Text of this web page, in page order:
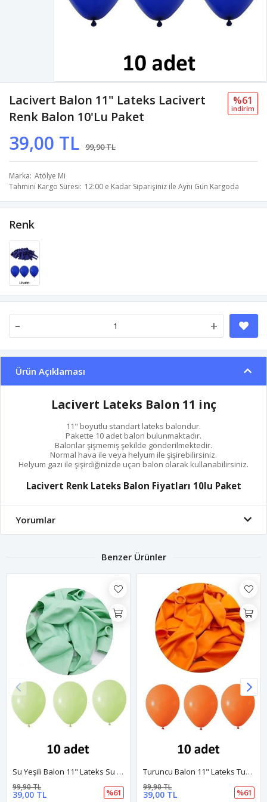
Lacivert Balon 11" Lateks Lacivert
Renk Balon 10'lu Paket
39,00 TL 99,90 TL
%61
i̇ndi̇ri̇m
Marka Atölye Mi
Tahmini Kargo Süresi 12:00 e Kadar Siparişiniz ile Aynı Gün Kargoda
Renk
- +
Ürün Açıklaması
Lacivert Lateks Balon 11 inç
11" boyutlu standart lateks balondur.
Pakette 10 adet balon bulunmaktadır.
Balonlar şişmemiş şekilde gönderilmektedir.
Normal hava ile veya helyum ile şişirebilirsiniz.
Helyum gazı ile şişirdiğinizde uçan balon olarak kullanabilirsiniz.
Lacivert Renk Lateks Balon Fiyatları 10lu Paket
Yorumlar
Benzer Ürünler
Su Yeşili Balon 11" Lateks Su Yeşili Renk Balon 10'lu Paket
39,00 TL
99,90 TL
%61
Turuncu Balon 11" Lateks Turuncu Renk Balon 10'lu Paket
39,00 TL
99,90 TL
%61